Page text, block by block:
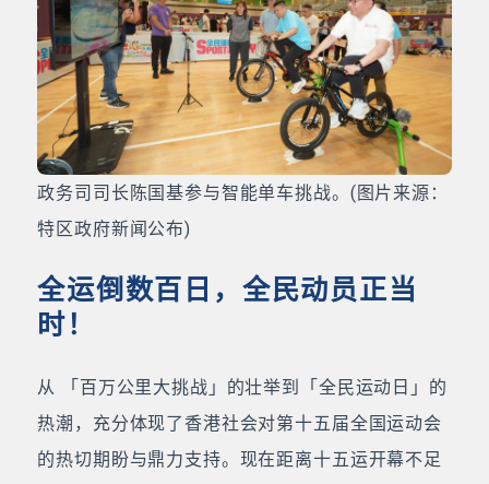
政务司司长陈国基参与智能单车挑战。(图片来源：
特区政府新闻公布)
全运倒数百日，全民动员正当
时！
从 「百万公里大挑战」的壮举到「全民运动日」的
热潮，充分体现了香港社会对第十五届全国运动会
的热切期盼与鼎力支持。现在距离十五运开幕不足